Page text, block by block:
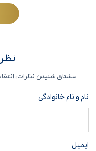
مشتاق شنیدن نظرات،
نام و نام خانوادگی
ایمیل